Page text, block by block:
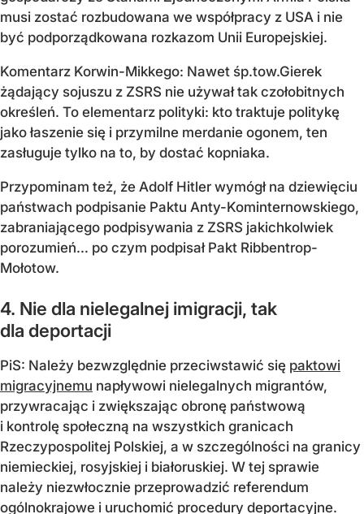
musi zostać rozbudowana we współpracy z USA i nie
być podporządkowana rozkazom Unii Europejskiej.
Komentarz Korwin-Mikkego: Nawet śp.tow.Gierek
żądający sojuszu z ZSRS nie używał tak czołobitnych
określeń. To elementarz polityki: kto traktuje politykę
jako łaszenie się i przymilne merdanie ogonem, ten
zasługuje tylko na to, by dostać kopniaka.
Przypominam też, że Adolf Hitler wymógł na dziewięciu
państwach podpisanie Paktu Anty-Kominternowskiego,
zabraniającego podpisywania z ZSRS jakichkolwiek
porozumień… po czym podpisał Pakt Ribbentrop-
Mołotow.
4. Nie dla nielegalnej imigracji, tak
dla deportacji
PiS: Należy bezwzględnie przeciwstawić się paktowi
migracyjnemu napływowi nielegalnych migrantów,
przywracając i zwiększając obronę państwową
i kontrolę społeczną na wszystkich granicach
Rzeczypospolitej Polskiej, a w szczególności na granicy
niemieckiej, rosyjskiej i białoruskiej. W tej sprawie
należy niezwłocznie przeprowadzić referendum
ogólnokrajowe i uruchomić procedury deportacyjne.